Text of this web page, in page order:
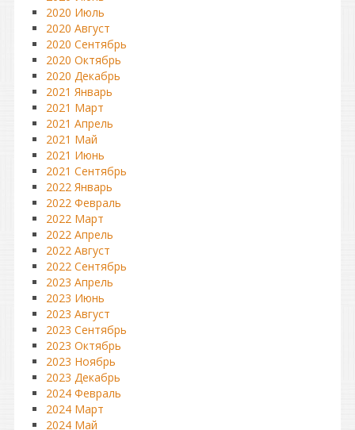
2020 Июль
2020 Август
2020 Сентябрь
2020 Октябрь
2020 Декабрь
2021 Январь
2021 Март
2021 Апрель
2021 Май
2021 Июнь
2021 Сентябрь
2022 Январь
2022 Февраль
2022 Март
2022 Апрель
2022 Август
2022 Сентябрь
2023 Апрель
2023 Июнь
2023 Август
2023 Сентябрь
2023 Октябрь
2023 Ноябрь
2023 Декабрь
2024 Февраль
2024 Март
2024 Май